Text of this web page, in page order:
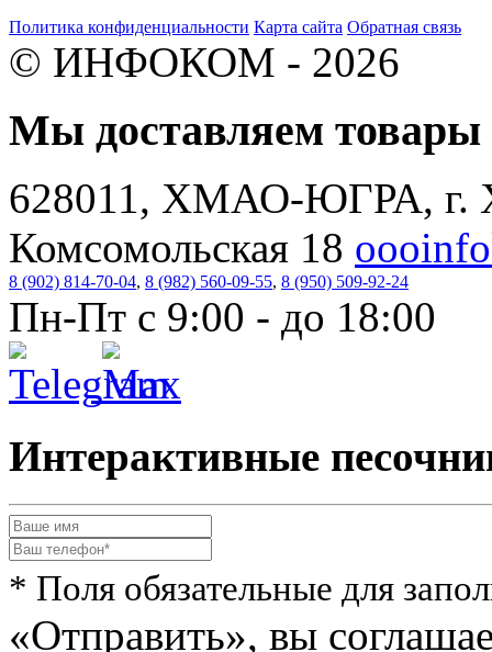
Политика конфиденциальности Карта сайта Обратная связь
© ИНФОКОМ - 2026
Мы доставляем
628011, ХМАО-ЮГРА, г.
Комсомольская 18
8 (902) 814-70-04, 8 (982) 560-09-55, 8 (950) 509-92-24
Пн-Пт с 9:00 - до 18:00
Интерактивные
* Поля обязательные для
«Отправить», вы